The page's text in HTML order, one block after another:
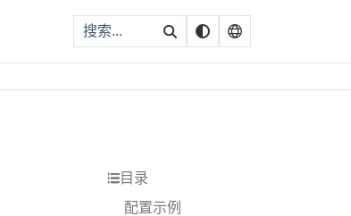
目录
配置示例